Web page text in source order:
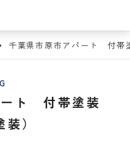
千葉県市原市アパート 付帯
ト 付帯塗装
装）